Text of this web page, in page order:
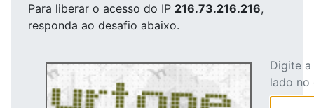
Para liberar o acesso do IP 216.73.216.216,
responda ao desafio abaixo.
Digite
lado no